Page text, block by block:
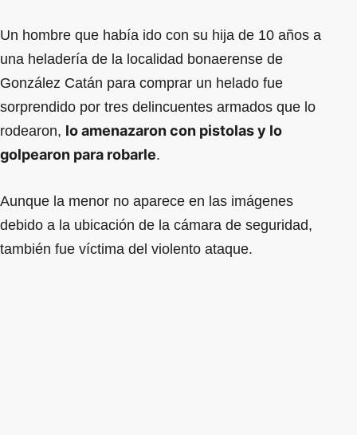
Un hombre que había ido con su hija de 10 años a
una heladería de la localidad bonaerense de
González Catán para comprar un helado fue
sorprendido por tres delincuentes armados que lo
rodearon, lo amenazaron con pistolas y lo
golpearon para robarle.
Aunque la menor no aparece en las imágenes
debido a la ubicación de la cámara de seguridad,
también fue víctima del violento ataque.